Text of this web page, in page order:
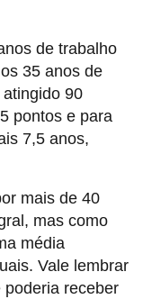
de trabalho
35 anos de
90
pontos e para
7,5 anos,
mais de 40
mas como
média
Vale lembrar
receber